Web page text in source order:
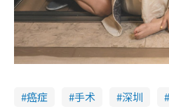
癌症 手术 深圳